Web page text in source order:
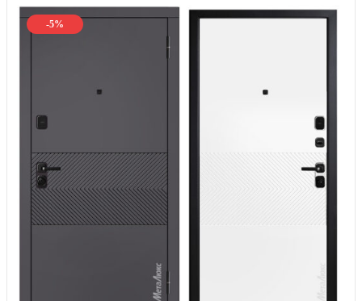
-5%